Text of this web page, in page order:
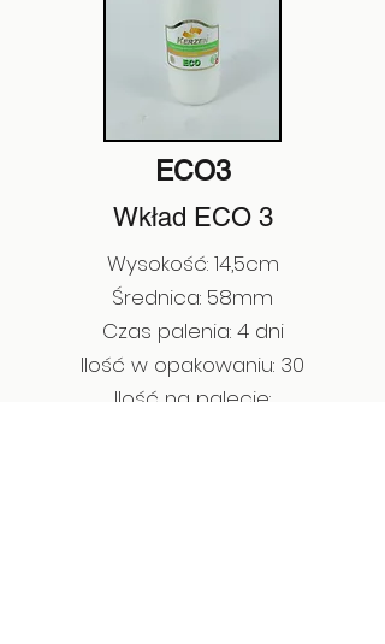
ECO3
Wkład ECO 3
Wysokość: 14,5cm
Średnica: 58mm
Czas palenia: 4 dni
Ilość w opakowaniu: 30
Ilość na palecie: